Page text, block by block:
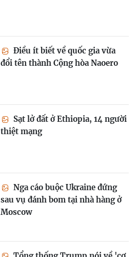
Điều ít biết về quốc gia vừa
đổi tên thành Cộng hòa Naoero
Sạt lở đất ở Ethiopia, 14 người
thiệt mạng
Nga cáo buộc Ukraine đứng
sau vụ đánh bom tại nhà hàng ở
Moscow